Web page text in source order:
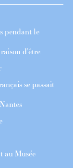
pendant le
d’être
se passait
au Musée